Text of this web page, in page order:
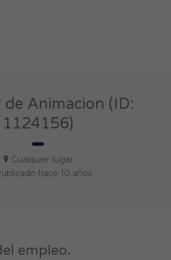
de Animacion (ID:
1124156)
Cualquier lugar
hace 10 años
empleo.